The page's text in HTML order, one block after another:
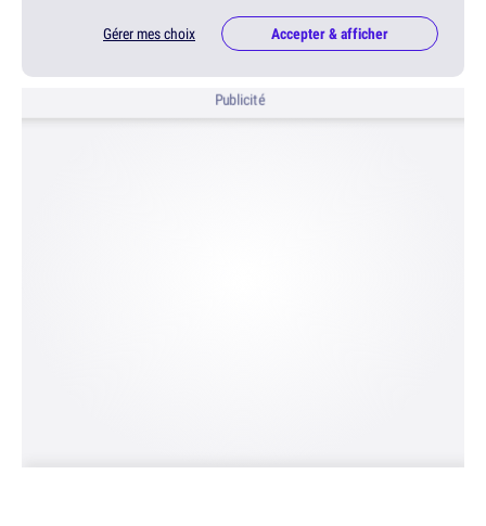
Gérer mes choix Accepter & afficher
Publicité